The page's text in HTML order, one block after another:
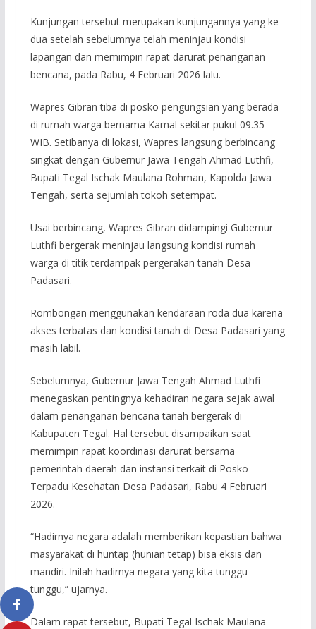
Kunjungan tersebut merupakan kunjungannya yang ke
dua setelah sebelumnya telah meninjau kondisi
lapangan dan memimpin rapat darurat penanganan
bencana, pada Rabu, 4 Februari 2026 lalu.
Wapres Gibran tiba di posko pengungsian yang berada
di rumah warga bernama Kamal sekitar pukul 09.35
WIB. Setibanya di lokasi, Wapres langsung berbincang
singkat dengan Gubernur Jawa Tengah Ahmad Luthfi,
Bupati Tegal Ischak Maulana Rohman, Kapolda Jawa
Tengah, serta sejumlah tokoh setempat.
Usai berbincang, Wapres Gibran didampingi Gubernur
Luthfi bergerak meninjau langsung kondisi rumah
warga di titik terdampak pergerakan tanah Desa
Padasari.
Rombongan menggunakan kendaraan roda dua karena
akses terbatas dan kondisi tanah di Desa Padasari yang
masih labil.
Sebelumnya, Gubernur Jawa Tengah Ahmad Luthfi
menegaskan pentingnya kehadiran negara sejak awal
dalam penanganan bencana tanah bergerak di
Kabupaten Tegal. Hal tersebut disampaikan saat
memimpin rapat koordinasi darurat bersama
pemerintah daerah dan instansi terkait di Posko
Terpadu Kesehatan Desa Padasari, Rabu 4 Februari
2026.
“Hadirnya negara adalah memberikan kepastian bahwa
masyarakat di huntap (hunian tetap) bisa eksis dan
mandiri. Inilah hadirnya negara yang kita tunggu-
tunggu,” ujarnya.
Dalam rapat tersebut, Bupati Tegal Ischak Maulana